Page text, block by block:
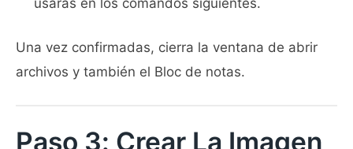
Una vez confirmadas, cierra la ventana de abrir
archivos y también el Bloc de notas.
Paso 3: Crear La Imagen